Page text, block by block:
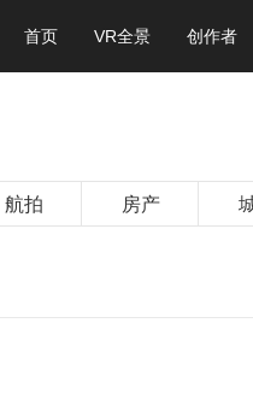
首页 VR全景 创作者
航拍 房产